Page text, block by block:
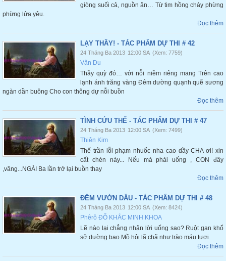
giòng suối cả, nguồn ân… Từ tim hồng cháy phừng
phừng lửa yêu.
Đọc thêm
LẠY THẦY! - TÁC PHẨM DỰ THI # 42
24 Tháng Ba 2013 12:00 SA (Xem: 7759)
Vân Du
Thầy quỳ đó… với nỗi niềm riêng mang Trên cao
lạnh ánh trăng vàng Đêm dường quạnh quẽ sương
ngàn dần buông Cho con thông dự nỗi buồn
Đọc thêm
TÌNH CỨU THẾ - TÁC PHẨM DỰ THI # 47
24 Tháng Ba 2013 12:00 SA (Xem: 7499)
Thiên Kim
Thế trần lỗi phạm nhuốc nha cao dầy CHA ơi! xin
cất chén này... Nếu mà phải uống , CON đây
,vâng...NGÀI Ba lần trở lại buồn thay
Đọc thêm
ĐÊM VƯỜN DẦU - TÁC PHẨM DỰ THI # 48
24 Tháng Ba 2013 12:00 SA (Xem: 8424)
Phêrô ĐỖ KHẮC MINH KHOA
Lẽ nào lại chẳng nhận lời uống sao? Ruột gan khổ
sở dường bao Mồ hôi lã chã như trào máu tươi.
Đọc thêm